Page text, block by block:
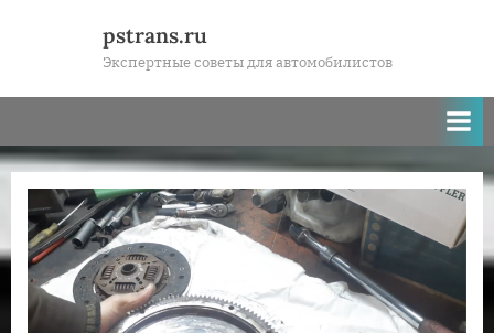
pstrans.ru
Экспертные советы для автомобилистов